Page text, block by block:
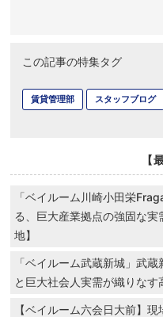
この記事の特集タグ
賃貸管理部 スタッフブログ
【
「ベイルーム川崎小田栄
る、巨大産業拠点の強固な
地】
「ベイルーム武蔵新城」武
と巨大社会人実需が織りなす
【ベイルーム六会日大前】